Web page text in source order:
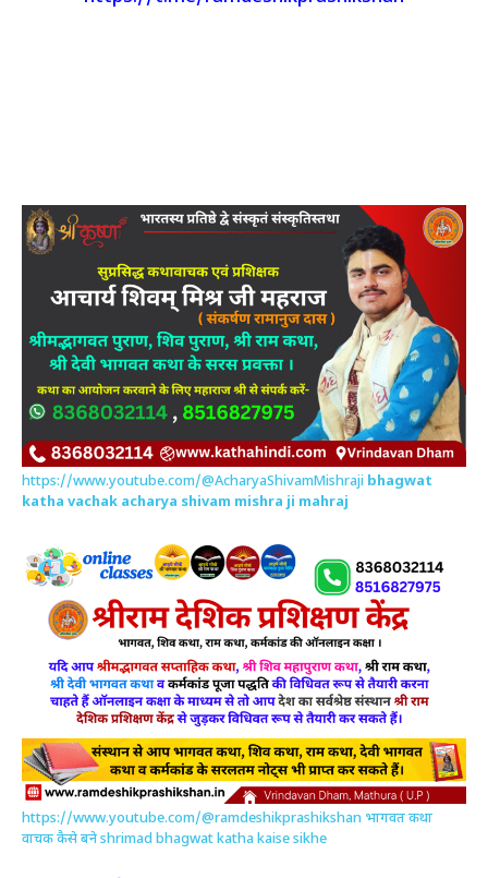
https://www.youtube.com/@AcharyaShivamMishraji bhagwat
katha vachak acharya shivam mishra ji mahraj
https://www.youtube.com/@ramdeshikprashikshan भागवत कथा
वाचक कैसे बने shrimad bhagwat katha kaise sikhe